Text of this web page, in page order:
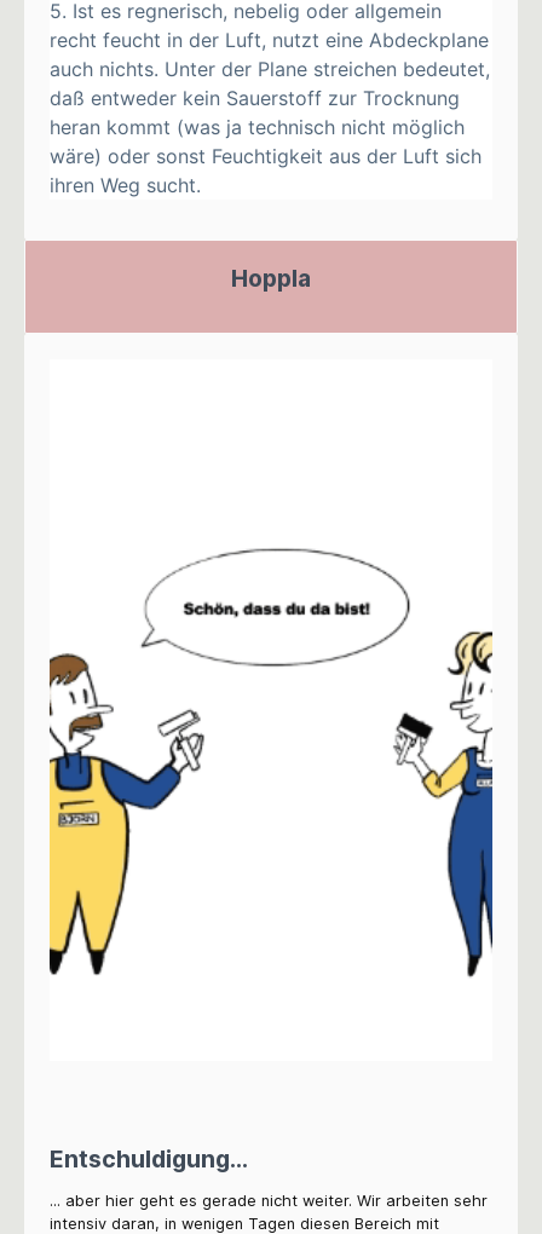
5. Ist es regnerisch, nebelig oder allgemein
recht feucht in der Luft, nutzt eine Abdeckplane
auch nichts. Unter der Plane streichen bedeutet,
daß entweder kein Sauerstoff zur Trocknung
heran kommt (was ja technisch nicht möglich
wäre) oder sonst Feuchtigkeit aus der Luft sich
ihren Weg sucht.
Hoppla
Entschuldigung...
... aber hier geht es gerade nicht weiter. Wir arbeiten sehr
intensiv daran, in wenigen Tagen diesen Bereich mit